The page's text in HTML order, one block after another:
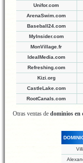
Unifor.com
ArenaSwim.com
Baseball24.com
MyInsider.com
MonVillage.fr
IdealMedia.com
Refreshing.com
Kizi.org
CastleLake.com
RootCanals.com
Otras ventas de dominios en